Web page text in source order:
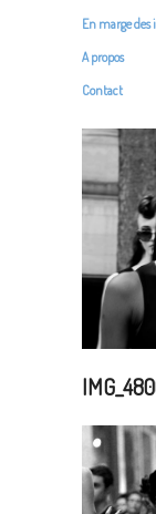
En marge des
A propos
Contact